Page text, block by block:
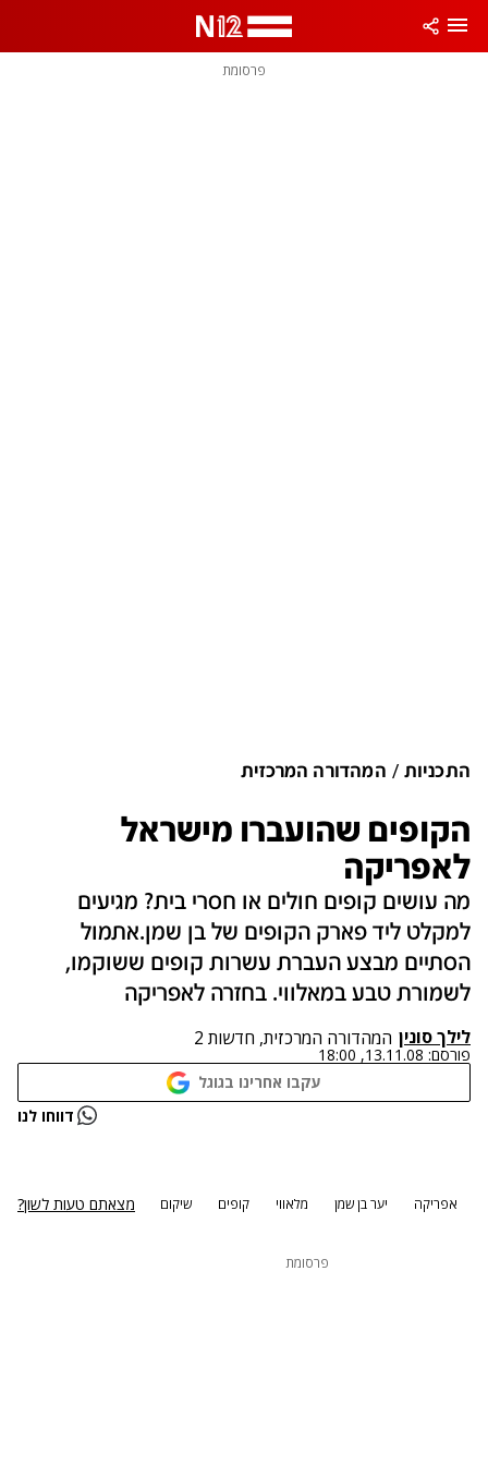
פרסומת
התכניות המהדורה המרכזית
הקופים שהועברו מישראל
לאפריקה
מה עושים קופים חולים או חסרי בית? מגיעים
למקלט ליד פארק הקופים של בן שמן.אתמול
הסתיים מבצע העברת עשרות קופים ששוקמו,
לשמורת טבע במאלווי. בחזרה לאפריקה
לילך סונין המהדורה המרכזית, חדשות 2
פורסם: 13.11.08, 18:00
עקבו אחרינו בגוגל
נתקלנו בבעיה דווחו לנו
אפריקה יער בן שמן מלאווי קופים שיקום מצאתם טעות לשון?
פרסומת